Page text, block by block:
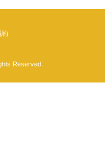
約
Reserved.